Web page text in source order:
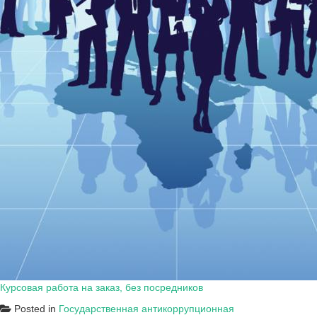
Курсовая работа на заказ, без посредников
Posted in Государственная антикоррупционная